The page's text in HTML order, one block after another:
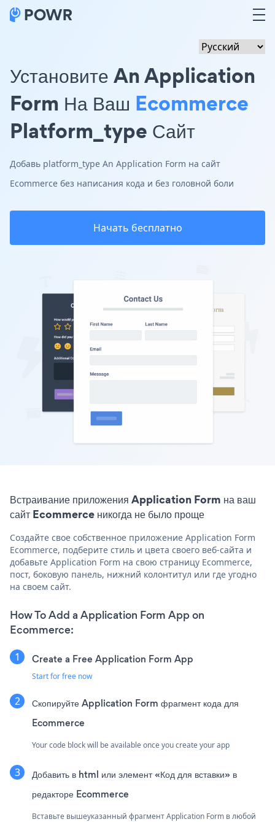
Установите An Application
Form На Ваш Ecommerce
Platform_type Сайт
Добавь platform_type An Application Form на сайт
Ecommerce без написания кода и без головной боли
Начать бесплатно
Встраивание приложения Application Form на ваш
сайт Ecommerce никогда не было проще
Создайте свое собственное приложение Application Form
Ecommerce, подберите стиль и цвета своего веб-сайта и
добавьте Application Form на свою страницу Ecommerce,
пост, боковую панель, нижний колонтитул или где угодно
на своем сайт.
How To Add a Application Form App on
Ecommerce:
Create a Free Application Form App
Start for free now
Скопируйте Application Form фрагмент кода для
Ecommerce
Your code block will be available once you create your app
Добавить в html или элемент «Код для вставки» в
редакторе Ecommerce
Вставьте вышеуказанный фрагмент Application Form в любой